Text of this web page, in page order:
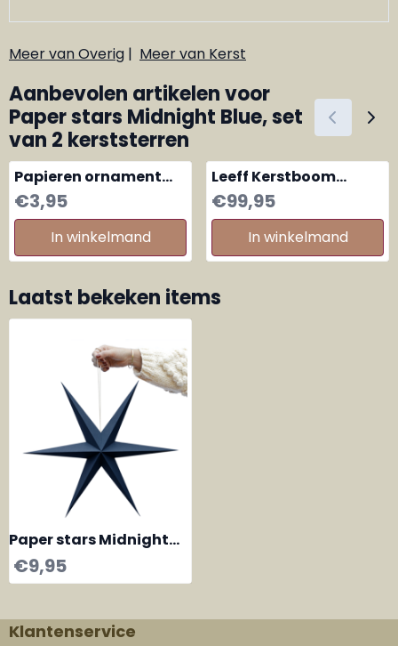
Meer van Overig | Meer van Kerst
Aanbevolen artikelen voor
Paper stars Midnight Blue, set
van 2 kerststerren
Papieren ornament
hanger Roze
Prijs: 3,95
€3,95
In winkelmand
Leeff Kerstboom
metaal grijs medium
Prijs: 99,95
€99,95
In winkelmand
Laatst bekeken items
Paper stars Midnight
Blue, set van 2
kerststerren
€9,95
Klantenservice